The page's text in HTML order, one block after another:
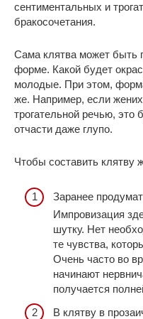
сентиментальных и
бракосочетания.
Сама клятва может быть
форме. Какой будет
молодые. При этом,
же. Например, если
трогательной речью, это
отчасти даже глупо.
Чтобы составить клятву
Заранее
Импровизация
шутку. Нет
те чувства,
Очень часто во
начинают
получается
В клятву в